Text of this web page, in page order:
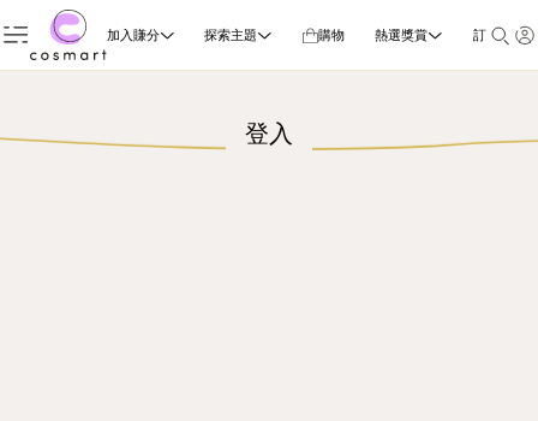
加入賺分 探索主題 購物 熱選獎賞 訂閱雜誌
登入